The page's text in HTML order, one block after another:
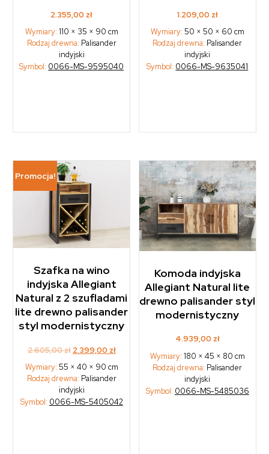
2.355,00 zł
Wymiary: 110 × 35 × 90 cm
Rodzaj drewna: Palisander
indyjski
Symbol: 0066-MS-9595040
1.209,00 zł
Wymiary: 50 × 50 × 60 cm
Rodzaj drewna: Palisander
indyjski
Symbol: 0066-MS-9635041
Promocja!
Szafka na wino
indyjska Allegiant
Natural z 2 szufladami
lite drewno palisander
styl modernistyczny
2.605,00zł Original
price
was:
2.605,00 zł.
2.399,00 złCurrent
is:
2.399,00 zł.
Wymiary: 55 × 40 × 90 cm
Rodzaj drewna: Palisander
indyjski
Symbol: 0066-MS-5405042
Komoda indyjska
Allegiant Natural lite
drewno palisander styl
modernistyczny
4.939,00 zł
Wymiary: 180 × 45 × 80 cm
Rodzaj drewna: Palisander
indyjski
Symbol: 0066-MS-5485036